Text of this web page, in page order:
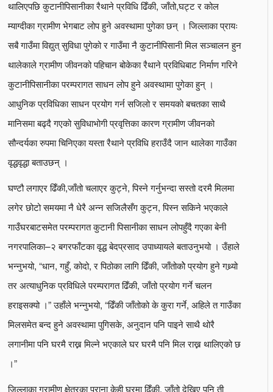
थालिएपछि कुटानीपिसानीका रैथाने प्रविधि ढिँकी, जाँतो,घट्ट र कोल
म्याग्दीका ग्रामीण भेगबाट लोप हुने अवस्थामा पुगेका छन् । जिल्लाका प्रायः
सबै गाउँमा विद्युत् सुविधा पुगेको र गाउँमा नै कुटानीपिसानी मिल सञ्चालन हुन
थालेकाले ग्रामीण जीवनको पहिचान बोकेका रैथाने प्रविधिबाट निर्माण गरिने
कुटानीपिसानीका परम्परागत साधन लोप हुने अवस्थामा पुगेका हुन् ।
आधुनिक प्रविधिका साधन प्रयोग गर्न सजिलो र समयको बचतका साथै
मानिसमा बढ्दै गएको सुविधाभोगी प्रवृत्तिका कारण ग्रामीण जीवनको
सौन्दर्यका रुपमा चिनिएका यस्ता रैथाने प्रविधि हराउँदै जान थालेका गाउँका
वृद्धवृद्धा बताउछन् ।
घण्टौ लगाएर ढिँकी,जाँतो चलाएर कुट्ने, पिस्ने गर्नुभन्दा सस्तो दरमै मिलमा
लगेर छोटो समयमा नै धेरै अन्न सजिलैसँग कुट्न, पिस्न सकिने भएकाले
गाउँघरबाटसमेत परम्परागत कुटानी पिसानीका साधन लोपहुँदै गएका बेनी
नगरपालिका–२ बगरफाँटका वृद्ध बेदप्रसाद उपाध्यायले बताउनुभयो । उँहाले
भन्नुभयो, “धान, गहुँ, कोदो, र पिठोका लागि ढिँकी, जाँतोकोे प्रयोग हुने गथ्र्यो
तर अत्याधुनिक प्रविधिले परम्परागत ढिँकी, जाँतो प्रयोग गर्ने चलन
हराइसक्यो ।” उहाँले भन्नुभयो, “ढिँकी जाँतोको के कुरा गर्ने, अहिले त गाउँका
मिलसमेत बन्द हुने अवस्थामा पुगिसके, अनुदान पनि पाइने साथै थोरै
लगानीमा पनि घरमै राख्न मिल्ने भएकाले घर घरमै पनि मिल राख्न थालिएको छ
।”
जिल्लाका ग्रामीण क्षेत्रका पुराना केही घरमा ढिँकी, जाँतो देखिए पनि ती